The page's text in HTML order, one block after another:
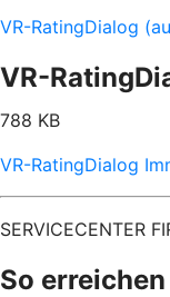
VR-RatingDialog
VR-
788 KB
VR-RatingDialog
SERVICECENTER
So